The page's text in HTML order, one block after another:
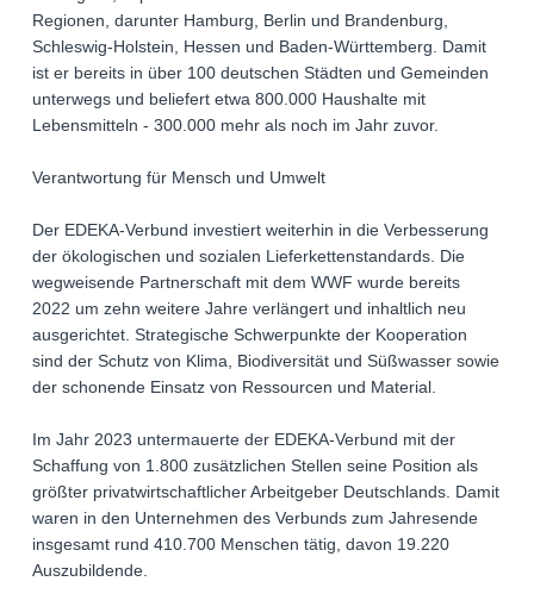
Regionen, darunter Hamburg, Berlin und Brandenburg,
Schleswig-Holstein, Hessen und Baden-Württemberg. Damit
ist er bereits in über 100 deutschen Städten und Gemeinden
unterwegs und beliefert etwa 800.000 Haushalte mit
Lebensmitteln - 300.000 mehr als noch im Jahr zuvor.
Verantwortung für Mensch und Umwelt
Der EDEKA-Verbund investiert weiterhin in die Verbesserung
der ökologischen und sozialen Lieferkettenstandards. Die
wegweisende Partnerschaft mit dem WWF wurde bereits
2022 um zehn weitere Jahre verlängert und inhaltlich neu
ausgerichtet. Strategische Schwerpunkte der Kooperation
sind der Schutz von Klima, Biodiversität und Süßwasser sowie
der schonende Einsatz von Ressourcen und Material.
Im Jahr 2023 untermauerte der EDEKA-Verbund mit der
Schaffung von 1.800 zusätzlichen Stellen seine Position als
größter privatwirtschaftlicher Arbeitgeber Deutschlands. Damit
waren in den Unternehmen des Verbunds zum Jahresende
insgesamt rund 410.700 Menschen tätig, davon 19.220
Auszubildende.